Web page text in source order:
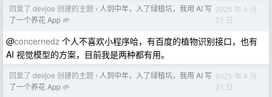
回复了 devjoe 创建的主题 › 人到中年，入了绿植坑，我用 AI 写
了一个养花 App 🌱
2025 年 4 月
21 日
@concernedz 个人不喜欢小程序哈，有百度的植物识别接口，也有
AI 视觉模型的方案，目前我是两种都有用。
回复了 devjoe 创建的主题 › 人到中年，入了绿植坑，我用 AI 写
了一个养花 App 🌱
2025 年 4 月
21 日